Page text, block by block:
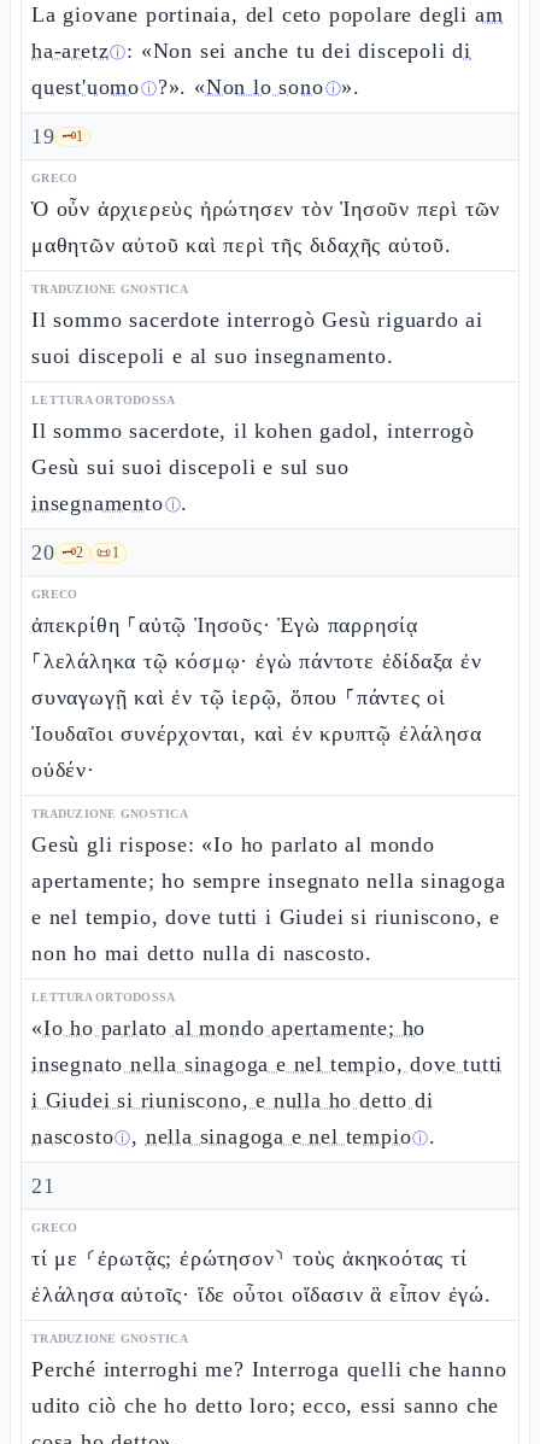
La giovane portinaia, del ceto popolare degli am
ha-aretzⓘ: «Non sei anche tu dei discepolidi
quest'uomoⓘ?». «Non lo sonoⓘ».
19 🗝️1
GRECO
Ὁ οὖν ἀρχιερεὺς ἠρώτησεν τὸν Ἰησοῦν περὶ τῶν
μαθητῶν αὐτοῦ καὶ περὶ τῆς διδαχῆς αὐτοῦ.
TRADUZIONE GNOSTICA
Il sommo sacerdote interrogò Gesù riguardo ai
suoi discepoli e al suo insegnamento.
LETTURA ORTODOSSA
Il sommo sacerdote, il kohen gadol, interrogò
Gesù sui suoi discepoli e sul suo
insegnamentoⓘ.
20 🗝️2 📜1
GRECO
ἀπεκρίθη ⸀αὐτῷ Ἰησοῦς· Ἐγὼ παρρησίᾳ
⸀λελάληκα τῷ κόσμῳ· ἐγὼ πάντοτε ἐδίδαξα ἐν
συναγωγῇ καὶ ἐν τῷ ἱερῷ, ὅπου ⸀πάντες οἱ
Ἰουδαῖοι συνέρχονται, καὶ ἐν κρυπτῷ ἐλάλησα
οὐδέν·
TRADUZIONE GNOSTICA
Gesù gli rispose: «Io ho parlato al mondo
apertamente; ho sempre insegnato nella sinagoga
e nel tempio, dove tutti i Giudei si riuniscono, e
non ho mai detto nulla di nascosto.
LETTURA ORTODOSSA
«Io ho parlato al mondo apertamente; ho
insegnato nella sinagoga e nel tempio, dove tutti
i Giudei si riuniscono, e nulla ho detto di
nascostoⓘ, nella sinagoga e nel tempioⓘ.
21
GRECO
τί με ⸂ἐρωτᾷς; ἐρώτησον⸃ τοὺς ἀκηκοότας τί
ἐλάλησα αὐτοῖς· ἴδε οὗτοι οἴδασιν ἃ εἶπον ἐγώ.
TRADUZIONE GNOSTICA
Perché interroghi me? Interroga quelli che hanno
udito ciò che ho detto loro; ecco, essi sanno che